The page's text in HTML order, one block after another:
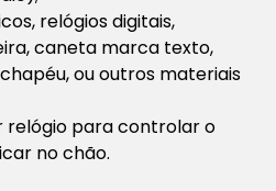
relógios digitais,
caneta marca texto,
ou outros materiais
relógio para controlar o
no chão.